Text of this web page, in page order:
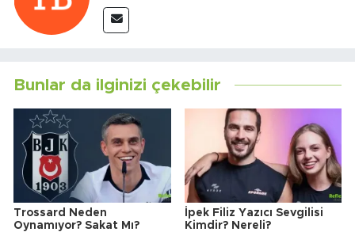
Bunlar da ilginizi çekebilir
Trossard Neden
Oynamıyor? Sakat Mı?
İpek Filiz Yazıcı Sevgilisi
Kimdir? Nereli?